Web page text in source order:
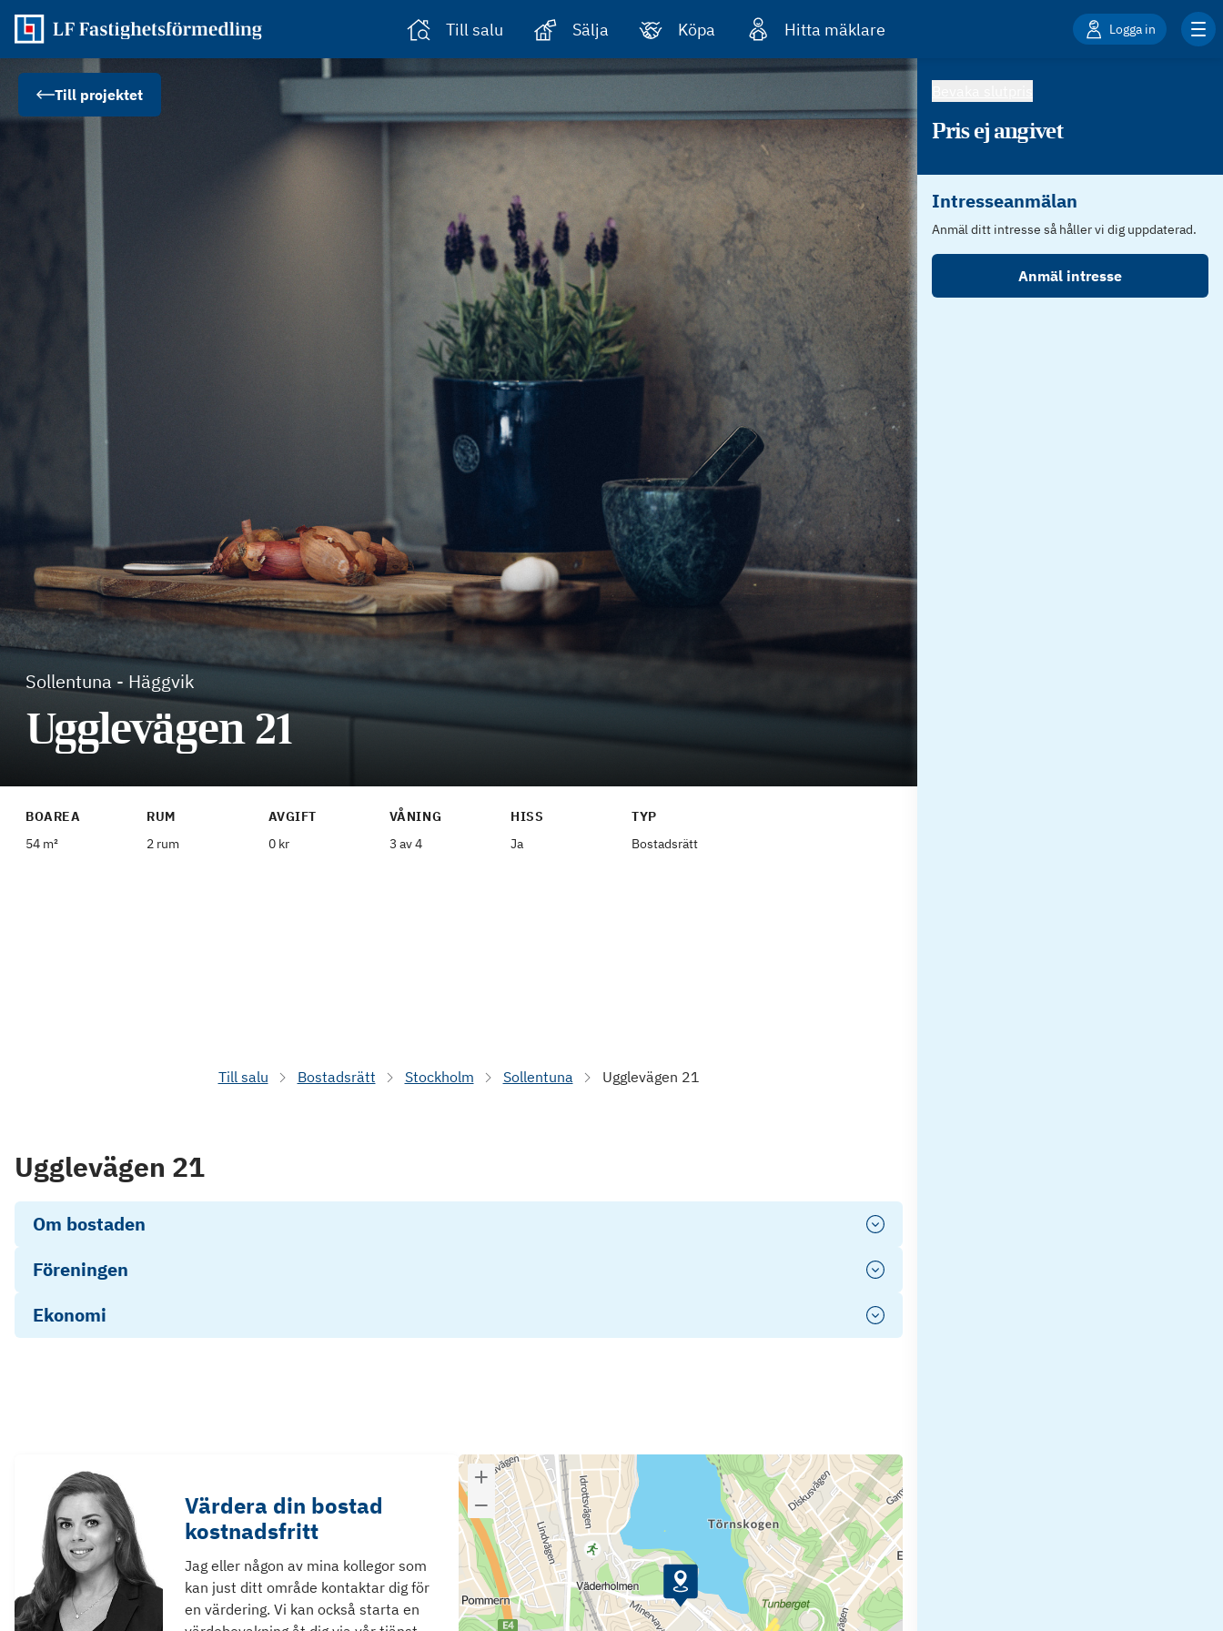
Till salu Sälja Köpa Hitta mäklare Logga in
Pris ej angivet
Intresseanmälan
Anmäl ditt intresse så håller vi dig uppdaterad.
Anmäl intresse
Till projektet
Sollentuna - Häggvik
Ugglevägen 21
BOAREA
54 m²
RUM
2 rum
AVGIFT
0 kr
VÅNING
3 av 4
HISS
Ja
TYP
Bostadsrätt
Till salu Bostadsrätt Stockholm Sollentuna Ugglevägen 21
Ugglevägen 21
Om bostaden
Föreningen
Ekonomi
Värdera din bostad
kostnadsfritt
Jag eller någon av mina kollegor som
kan just ditt område kontaktar dig för
en värdering. Vi kan också starta en